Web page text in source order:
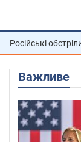
Російські
Важливе